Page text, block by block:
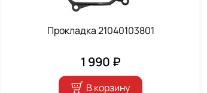
Прокладка 21040103801
1 990 ₽
В корзину